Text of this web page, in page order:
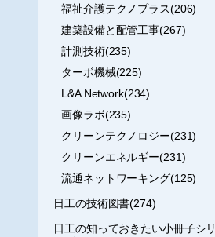
福祉介護テクノプラス(206)
建築設備と配管工事(267)
計測技術(235)
ターボ機械(225)
L&A Network(234)
画像ラボ(235)
クリーンテクノロジー(231)
クリーンエネルギー(231)
流通ネットワーキング(125)
日工の技術図書(274)
日工の知っておきたい小冊子シリ